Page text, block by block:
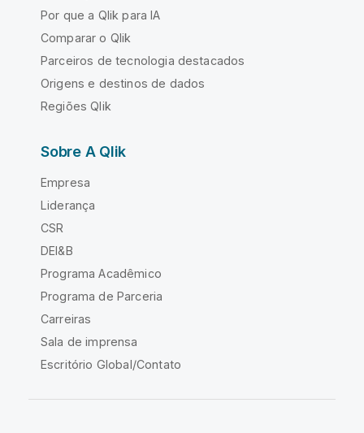
Por que a Qlik para IA
Comparar o Qlik
Parceiros de tecnologia destacados
Origens e destinos de dados
Regiões Qlik
Sobre A Qlik
Empresa
Liderança
CSR
DEI&B
Programa Acadêmico
Programa de Parceria
Carreiras
Sala de imprensa
Escritório Global/Contato